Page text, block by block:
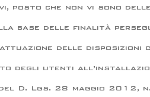
posto che non vi sono
base delle finalità
delle
degli utenti
D. Lgs. 28 maggio 2012,